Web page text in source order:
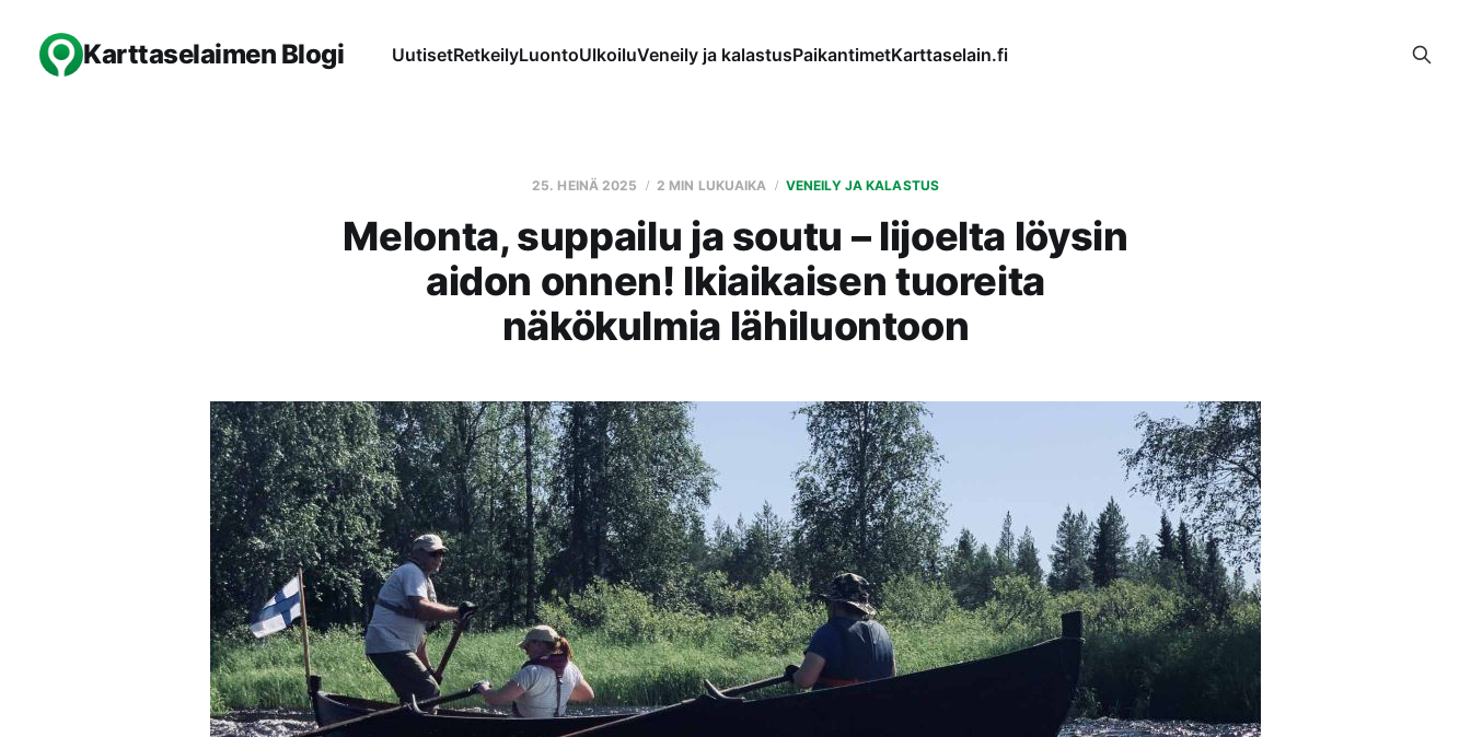
Karttaselaimen Blogi UutisetRetkeilyLuontoUlkoiluVeneily ja kalastusPaikantimetKarttaselain.fi
25. HEINÄ 2025 2 MIN LUKUAIKA VENEILY JA KALASTUS
Melonta, suppailu ja soutu – Iijoelta löysin
aidon onnen! Ikiaikaisen tuoreita
näkökulmia lähiluontoon